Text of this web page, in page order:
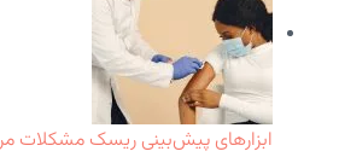
ابزارهای پیش‌بینی ریسک مشکلات